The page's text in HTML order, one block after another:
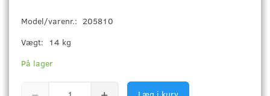
Model/varenr.: 205810
Vægt:
14 kg
På lager
Læg i kurv